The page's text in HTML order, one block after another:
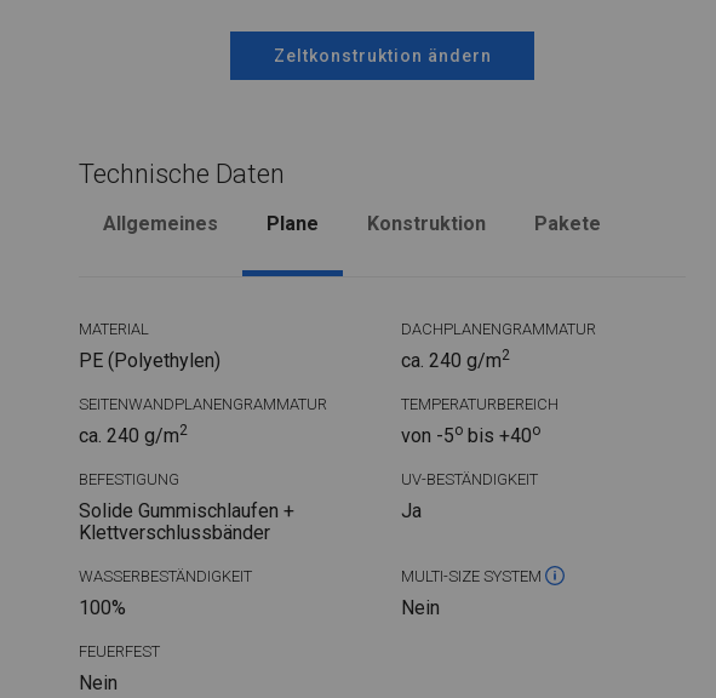
Zeltkonstruktion ändern
Technische Daten
Allgemeines Plane Konstruktion Pakete
MATERIAL
PE (Polyethylen)
DACHPLANENGRAMMATUR
ca. 240 g/m2
SEITENWANDPLANENGRAMMATUR
ca. 240 g/m2
TEMPERATURBEREICH
von -5obis +40o
BEFESTIGUNG
Solide Gummischlaufen +
Klettverschlussbänder
UV-BESTÄNDIGKEIT
Ja
WASSERBESTÄNDIGKEIT
100%
MULTI-SIZE SYSTEM
Nein
FEUERFEST
Nein